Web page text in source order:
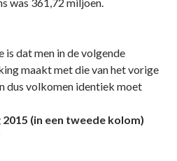
is dat men in de volgende
maakt met die van het vorige
dus volkomen identiek moet
(in een tweede kolom)